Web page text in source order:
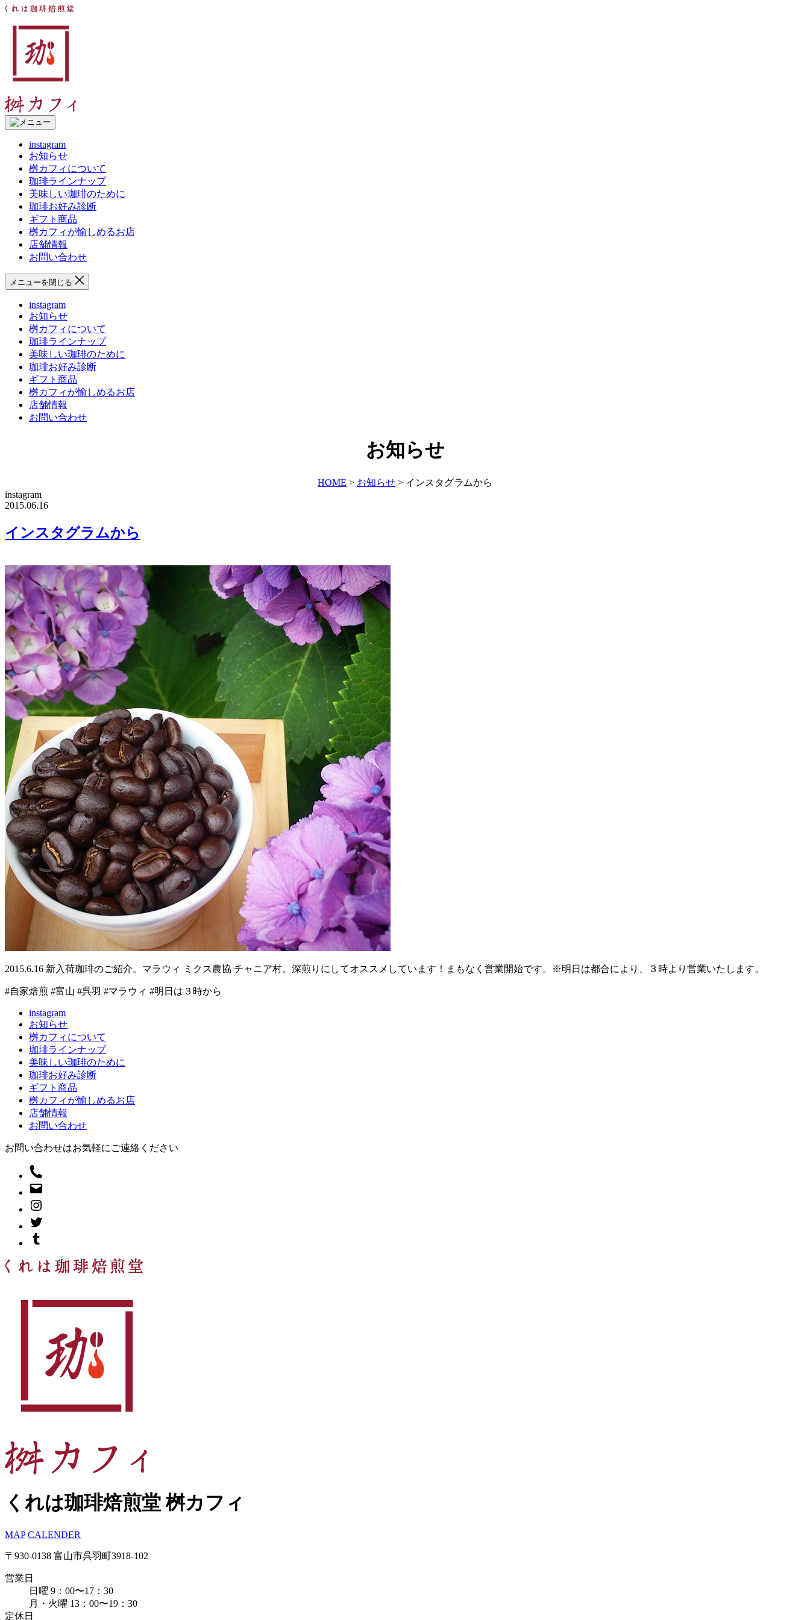
コ
へ
キ
ッ
プ
堂
instagram
お知らせ
桝カフィについて
珈琲ラインナップ
美味しい珈琲のために
珈琲お好み診断
ギフト商品
桝カフィが愉しめるお店
店舗情報
お問い合わせ
メニューを閉じる
instagram
お知らせ
桝カフィについて
珈琲ラインナップ
美味しい珈琲のために
珈琲お好み診断
ギフト商品
桝カフィが愉しめるお店
店舗情報
お問い合わせ
お知らせ
HOME > お知らせ > インスタグラムから
instagram
2015.06.16
インスタグラムから
2015.6.16 新入荷珈琲のご紹介。マラウィ ミクス農協 チャニア村。深煎りにしてオススメしています！まもなく営業開始です。※明日は都合により、３時より営業いたします。
#自家焙煎 #富山 #呉羽 #マラウィ #明日は３時から
instagram
お知らせ
桝カフィについて
珈琲ラインナップ
美味しい珈琲のために
珈琲お好み診断
ギフト商品
桝カフィが愉しめるお店
店舗情報
お問い合わせ
お問い合わせはお気軽にご連絡ください
くれは珈琲焙煎堂 桝カフィ
MAP CALENDER
〒930-0138 富山市呉羽町3918-102
営業日
日曜 9：00〜17：30
月・火曜 13：00〜19：30
定休日